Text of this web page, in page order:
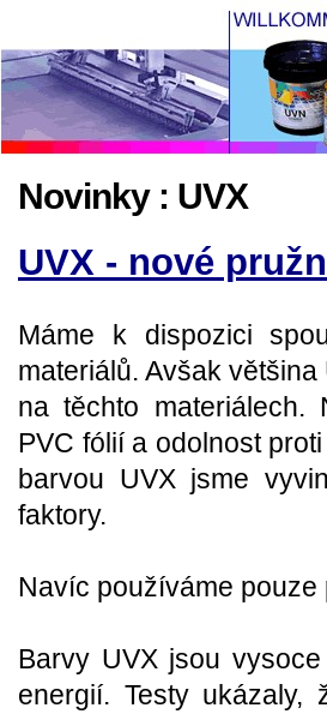
Novinky : UVX
UVX - nové
Máme k dispozici
materiálů. Avšak
na těchto materiálech.
PVC fólií a odolnost
barvou UVX jsme
faktory.
Navíc používáme
Barvy UVX jsou
energií. Testy